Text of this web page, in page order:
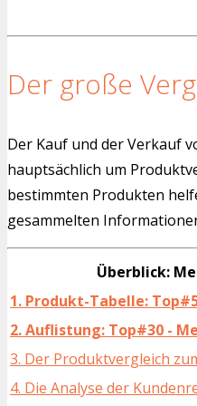
Der große
Der Kauf und der Verkauf
hauptsächlich um
bestimmten Produkten
gesammelten
Überblick:
1. Produkt-Tabelle:
2. Auflistung: Top#30 -
3. Der Produktvergleich
4. Die Analyse der